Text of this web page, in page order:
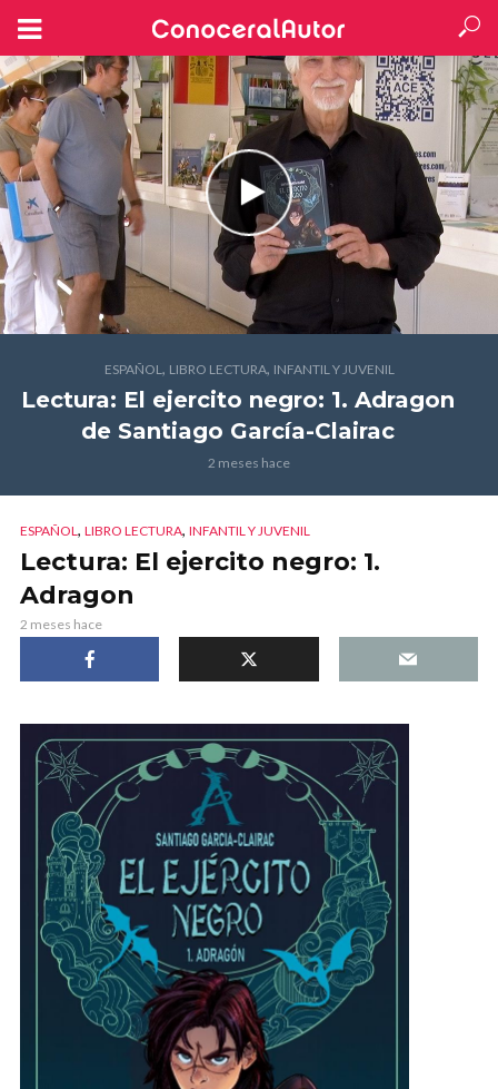
ESPAÑOL, LIBRO LECTURA, INFANTIL Y JUVENIL
Lectura: El ejercito negro: 1. Adragon
de Santiago García-Clairac
2 meses hace
ESPAÑOL, LIBRO LECTURA, INFANTIL Y JUVENIL
Lectura: El ejercito negro: 1.
Adragon
2 meses hace